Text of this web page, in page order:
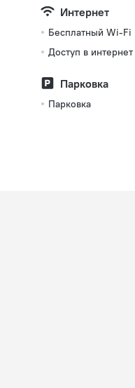
Интернет
Бесплатный Wi-Fi
Доступ в интернет
Парковка
Парковка